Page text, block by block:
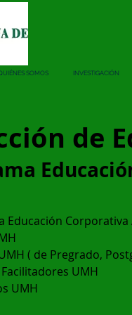
SOMOS INVESTIGACIÓN
de
Educación
( de Pregrado,
UMH
UMH